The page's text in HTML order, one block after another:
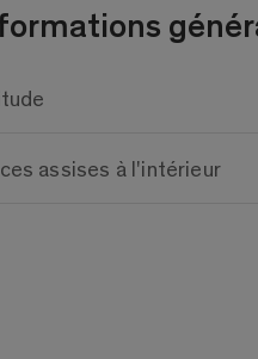
assises à l'intérieur